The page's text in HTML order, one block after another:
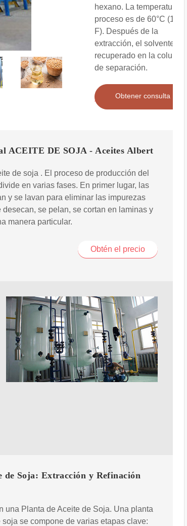
hexano. La temperatura de
proceso es de 60°C (140°
F). Después de la
extracción, el solvente es
recuperado en la columna
de separación.
Obtener consulta
ACEITE DE SOJA - Aceites Albert
de soja . El proceso de producción del
en varias fases. En primer lugar, las
y se lavan para eliminar las impurezas
desecan, se pelan, se cortan en laminas y
manera particular.
Obtén el precio
de Soja: Extracción y Refinación
una Planta de Aceite de Soja. Una planta
se compone de varias etapas clave: